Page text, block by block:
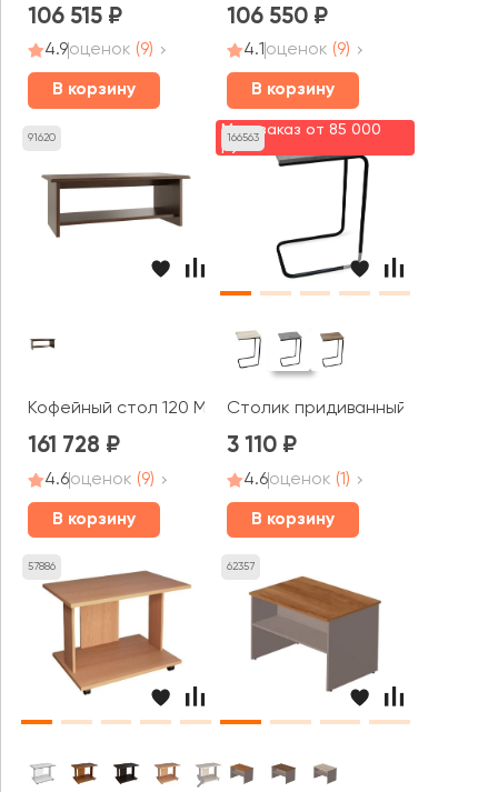
106 515
4.9оценок (9)
В корзину
106 550
4.1 оценок (9)
В корзину
91620
Кофейный стол 120 Министри / Ministry
161 728
4.6оценок (9)
В корзину
166563
Мин. заказ от 85 000
руб.
Столик придиванный SHT-CT9
3 110
4.6оценок (1)
В корзину
57886 62357